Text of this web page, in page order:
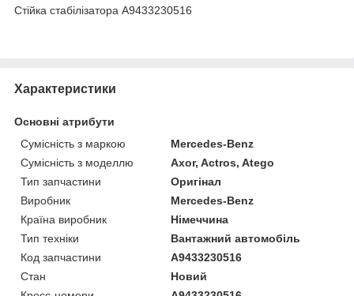
Стійка стабілізатора A9433230516
Характеристики
Основні атрибути
Сумісність з маркою
Mercedes-Benz
Сумісність з моделлю
Axor, Actros, Atego
Тип запчастини
Оригінал
Виробник
Mercedes-Benz
Країна виробник
Німеччина
Тип техніки
Вантажний автомобіль
Код запчастини
A9433230516
Стан
Новий